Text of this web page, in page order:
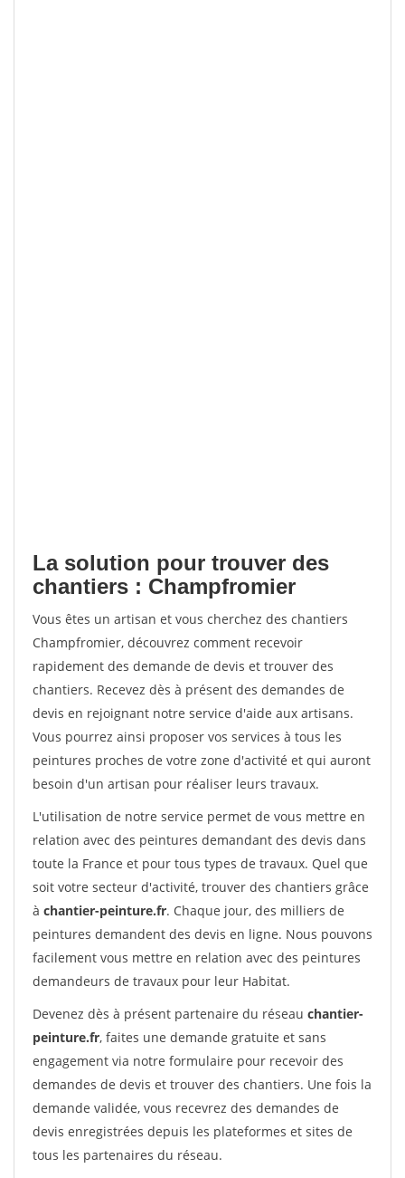
La solution pour trouver des
chantiers : Champfromier
Vous êtes un artisan et vous cherchez des chantiers
Champfromier, découvrez comment recevoir
rapidement des demande de devis et trouver des
chantiers. Recevez dès à présent des demandes de
devis en rejoignant notre service d'aide aux artisans.
Vous pourrez ainsi proposer vos services à tous les
peintures proches de votre zone d'activité et qui auront
besoin d'un artisan pour réaliser leurs travaux.
L'utilisation de notre service permet de vous mettre en
relation avec des peintures demandant des devis dans
toute la France et pour tous types de travaux. Quel que
soit votre secteur d'activité, trouver des chantiers grâce
à chantier-peinture.fr. Chaque jour, des milliers de
peintures demandent des devis en ligne. Nous pouvons
facilement vous mettre en relation avec des peintures
demandeurs de travaux pour leur Habitat.
Devenez dès à présent partenaire du réseau chantier-
peinture.fr, faites une demande gratuite et sans
engagement via notre formulaire pour recevoir des
demandes de devis et trouver des chantiers. Une fois la
demande validée, vous recevrez des demandes de
devis enregistrées depuis les plateformes et sites de
tous les partenaires du réseau.